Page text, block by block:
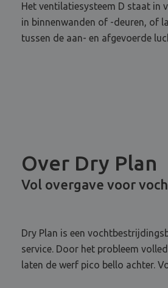
Het ventilatiesysteem D staat in
in binnenwanden of -deuren, of
tussen de aan- en afgevoerde
Over Dry Plan
Vol overgave voor
Dry Plan is een
service. Door het probleem
laten de werf pico bello achter.